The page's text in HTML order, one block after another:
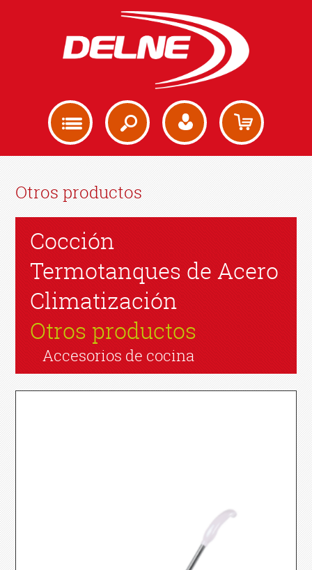
Otros productos
Cocción
Termotanques de Acero
Climatización
Otros productos
Accesorios de cocina